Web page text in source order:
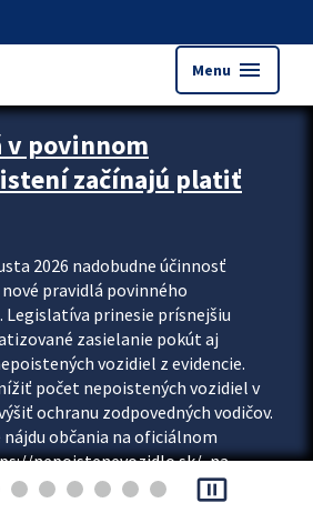
Menu menu
upútavok
v povinnom
začínajú platiť
2026 nadobudne účinnosť
pravidlá povinného
prinesie prísnejšiu
zasielanie pokút aj
vozidiel z evidencie.
počet nepoistených vozidiel v
ochranu zodpovedných vodičov.
občania na oficiálnom
nepoistenevozidlo.sk/, na
aj možnosť overiť si...
pause_presentation